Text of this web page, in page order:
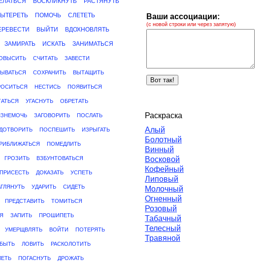
ПОМОЧЬ СЛЕТЕТЬ
ВЫЙТИ ВДОХНОВЛЯТЬ
ЗАМИРАТЬ ИСКАТЬ ЗАНИМАТЬСЯ
СЧИТАТЬ ЗАВЕСТИ
СОХРАНИТЬ ВЫТАЩИТЬ
НЕСТИСЬ ПОЯВИТЬСЯ
УГАСНУТЬ ОБРЕТАТЬ
ЗАГОВОРИТЬ ПОСЛАТЬ
ПОСПЕШИТЬ ИЗРЫГАТЬ
ПОМЕДЛИТЬ
ГРОЗИТЬ ВЗБУНТОВАТЬСЯ
ПРИСЕСТЬ ДОКАЗАТЬ УСПЕТЬ
УДАРИТЬ СИДЕТЬ
ПРЕДСТАВИТЬ ТОМИТЬСЯ
ЗАПИТЬ ПРОШИПЕТЬ
УМЕРЩВЛЯТЬ ВОЙТИ ПОТЕРЯТЬ
ЛОВИТЬ РАСКОЛОТИТЬ
ПОГАСНУТЬ ДРОЖАТЬ
Ваши ассоциации:
(с новой строки или через запятую)
Раскраска
Алый
Болотный
Винный
Восковой
Кофейный
Липовый
Молочный
Огненный
Розовый
Табачный
Телесный
Травяной